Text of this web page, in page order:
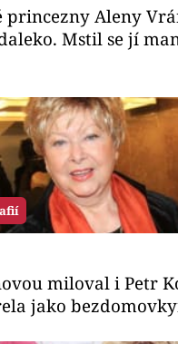
princezny Aleny
Mstil se jí
miloval i Petr
jako